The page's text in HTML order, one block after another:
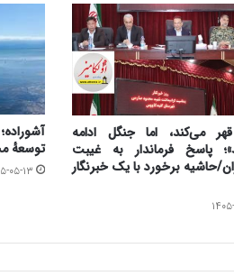
می‌کند، اما جنگل ادامه
پاسخ فرماندار به غیبت
حاشیه برخورد با یک خبرنگار
۱۷
توسعهٔ
۱۴۰۵-